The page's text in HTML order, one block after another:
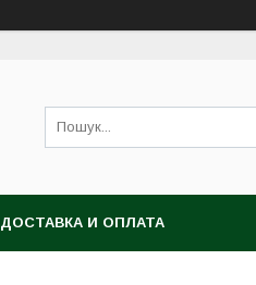
ДОСТАВКА И ОПЛАТА